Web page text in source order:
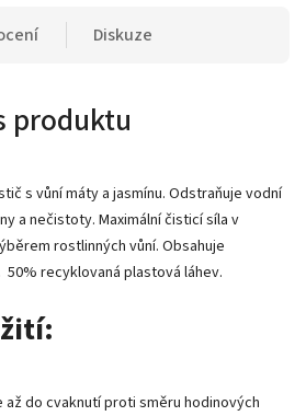
Diskuze
produktu
s vůní máty a jasmínu. Odstraňuje vodní
a nečistoty. Maximální čisticí síla v
rostlinných vůní. Obsahuje
recyklovaná plastová láhev.
do cvaknutí proti směru hodinových